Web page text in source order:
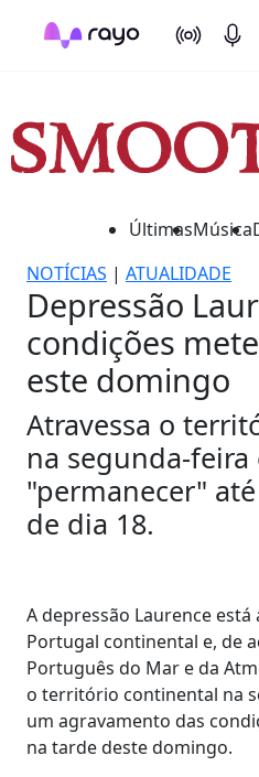
On Air
ÚltimasMúsica
NOTÍCIAS | ATUALIDADE
Depressão
condições
este domingo
Atravessa o
na segunda-feira
"permanecer"
de dia 18.
A depressão Laurence
Portugal continental e, de
Português do Mar e da
o território continental na
um agravamento das
na tarde deste domingo.